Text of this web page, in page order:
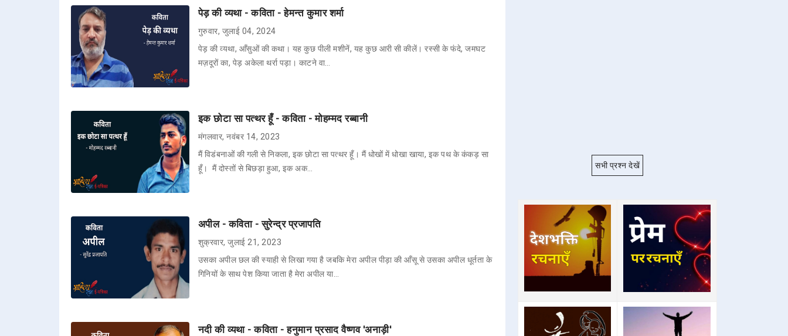
पेड़ की व्यथा - कविता - हेमन्त कुमार शर्मा
गुरुवार, जुलाई 04, 2024
पेड़ की व्यथा, आँसुओं की कथा। यह कुछ पीली मशीनें, यह कुछ आरी सी कीलें। रस्सी के फंदे, जमघट
मज़दूरों का, पेड़ अकेला थर्रा पड़ा। काटने वा…
इक छोटा सा पत्थर हूँ - कविता - मोहम्मद रब्बानी
मंगलवार, नवंबर 14, 2023
मैं विडंबनाओं की गली से निकला, इक छोटा सा पत्थर हूँ। मैं धोखों में धोखा खाया, इक पथ के कंकड़ सा
हूँ। मैं दोस्तों से बिछड़ा हुआ, इक अक…
अपील - कविता - सुरेन्द्र प्रजापति
शुक्रवार, जुलाई 21, 2023
उसका अपील छल की स्याही से लिखा गया है जबकि मेरा अपील पीड़ा की आँसू से उसका अपील धूर्तता के
गिनियों के साथ पेश किया जाता है मेरा अपील या…
नदी की व्यथा - कविता - हनुमान प्रसाद वैष्णव 'अनाड़ी'
सभी प्रश्न देखें